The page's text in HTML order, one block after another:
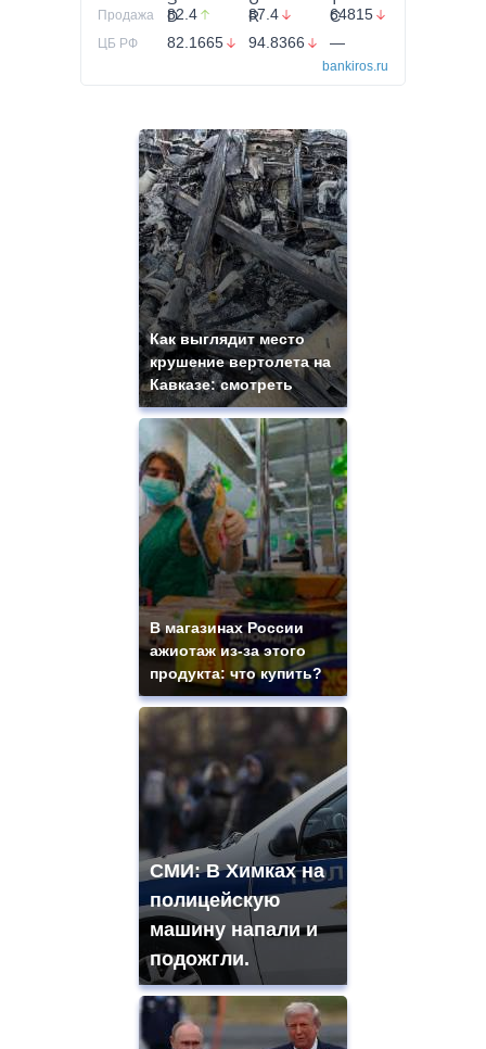
Продажа 82.4 87.4 64815
ЦБ РФ 82.1665 94.8366 —
bankiros.ru
Как выглядит место
крушение вертолета на
Кавказе: смотреть
В магазинах России
ажиотаж из-за этого
продукта: что купить?
СМИ: В Химках на
полицейскую
машину напали и
подожгли.